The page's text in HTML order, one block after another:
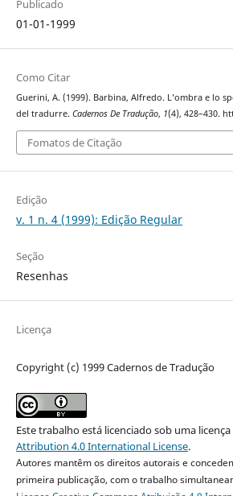
Publicado
01-01-1999
Como Citar
Guerini, A. (1999). Barbina, Alfredo. L’ombra e lo
del tradurre. Cadernos De Tradução, 1(4), 428–430.
Fomatos de Citação
Edição
v. 1 n. 4 (1999): Edição Regular
Seção
Resenhas
Licença
Copyright (c) 1999 Cadernos de Tradução
Este trabalho está licenciado sob uma licença
Attribution 4.0 International License.
Autores mantêm os direitos autorais e
primeira publicação, com o trabalho